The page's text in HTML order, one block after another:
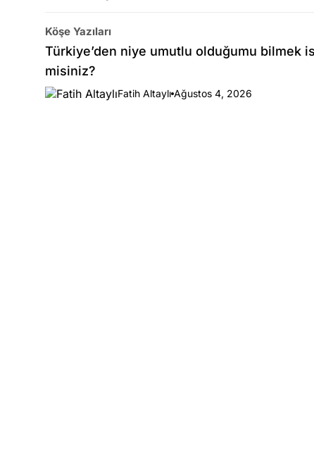
Köşe Yazıları
Türkiye’den niye umutlu olduğumu bilmek
misiniz?
Fatih Altaylı Ağustos 4, 2026